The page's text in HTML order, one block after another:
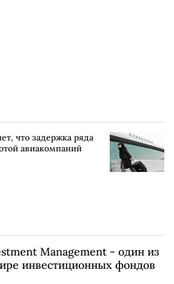
что задержка ряда
авиакомпаний
Management - один из
инвестиционных фондов